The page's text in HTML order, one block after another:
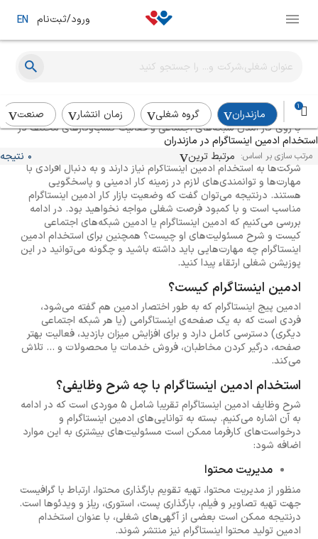
ورود/ثبت‌نام EN
1
مازندران گروه شغلی زمان انتشار
صنعت
استخدام ادمین اینستاگرام در مازندران
مرتب سازی بر اساس: مرتبط ترین 0 نتیجه
راهنمای استخدام ادمین اینستاگرام
با روی کار آمدن شبکه‌های اجتماعی و فعالیت کسب‌وکارهای مختلف در
این فضا، پوزیشن شغلی ادمین اینستاگرام، به یکی از فرصت‌های شغلی
جذاب و پرطرفدار در ایران تبدیل شده است. از این رو بسیاری از
شرکت‌ها به استخدام ادمین اینستاگرام نیاز دارند و به دنبال افرادی با
مهارت‌ها و توانمندی‌های لازم در زمینه کار ادمینی و پاسخگویی
هستند. درنتیجه می‌توان گفت که وضعیت بازار کار ادمین اینستاگرام
مناسب است و با کمبود فرصت شغلی مواجه نخواهید بود. در ادامه
بررسی می‌کنیم که ادمین اینستاگرام یا ادمین شبکه‌های اجتماعی
کیست و شرح مسئولیت‌های او چیست؟ همچنین برای استخدام ادمین
اینستاگرام چه مهارت‌هایی باید داشته باشید و چگونه می‌توانید در این
پوزیشن شغلی ارتقاء پیدا کنید.
ادمین اینستاگرام کیست؟
ادمین پیج اینستاگرام که به طور اختصار ادمین هم گفته می‌شود،
فردی است که به یک صفحه‌ی اینستاگرامی (یا هر شبکه اجتماعی
دیگری) دسترسی کامل دارد و برای افزایش میزان بازدید، فعالیت بهتر
صفحه، درگیر کردن مخاطبان، فروش خدمات یا محصولات و ... تلاش
می‌کند.
استخدام ادمین اینستاگرام با چه شرح وظایفی؟
شرح وظایف ادمین اینستاگرام تقریبا شامل 5 موردی است که در ادامه
به آن اشاره می‌کنیم. بسته به توانایی‌های ادمین اینستاگرام و
درخواست‌های کارفرما ممکن است مسئولیت‌های بیشتری به این موارد
اضافه شود:
مدیریت محتوا
منظور از مدیریت محتوا، تهیه تقویم بارگذاری محتوا، ارتباط با گرافیست
جهت تهیه تصاویر و فیلم، بارگذاری پست، استوری، ریلز و ویدئوها است.
درنتیجه ممکن است بعضی از آگهی‌های شغلی، با عنوان استخدام
ادمین تولید محتوا اینستاگرام نیز منتشر شوند.